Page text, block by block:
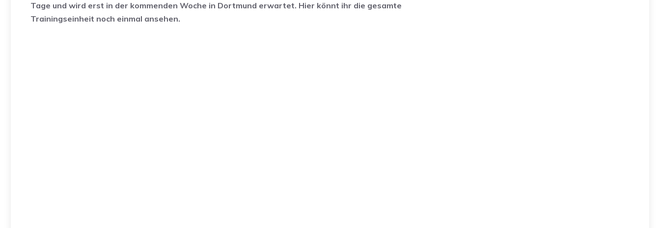
Tage und wird erst in der kommenden Woche in Dortmund erwartet. Hier könnt ihr die gesamte
Trainingseinheit noch einmal ansehen.